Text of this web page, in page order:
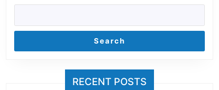
Search
RECENT POSTS